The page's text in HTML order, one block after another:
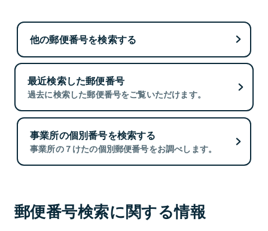
他の郵便番号を検索する
最近検索した郵便番号
過去に検索した郵便番号をご覧いただけます。
事業所の個別番号を検索する
事業所の７けたの個別郵便番号をお調べします。
郵便番号検索に関する情報